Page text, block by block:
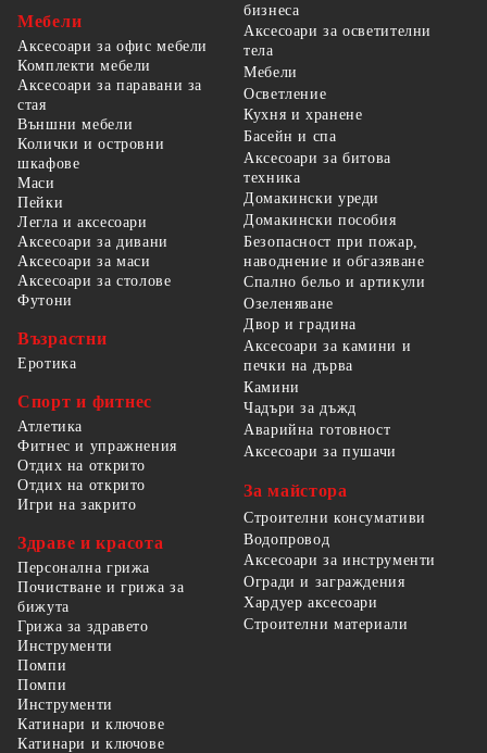
Мебели
Аксесоари за офис мебели
Комплекти мебели
Аксесоари за паравани за
стая
Външни мебели
Колички и островни
шкафове
Маси
Пейки
Легла и аксесоари
Аксесоари за дивани
Аксесоари за маси
Аксесоари за столове
Футони
Възрастни
Еротика
Спорт и фитнес
Атлетика
Фитнес и упражнения
Отдих на открито
Отдих на открито
Игри на закрито
Здраве и красота
Персонална грижа
Почистване и грижа за
бижута
Грижа за здравето
бизнеса
Аксесоари за осветителни
тела
Мебели
Осветление
Кухня и хранене
Басейн и спа
Аксесоари за битова
техника
Домакински уреди
Домакински пособия
Безопасност при пожар,
наводнение и обгазяване
Спално бельо и артикули
Озеленяване
Двор и градина
Аксесоари за камини и
печки на дърва
Камини
Чадъри за дъжд
Аварийна готовност
Аксесоари за пушачи
За майстора
Строителни консумативи
Водопровод
Аксесоари за инструменти
Огради и заграждения
Хардуер аксесоари
Строителни материали
Инструменти
Помпи
Помпи
Инструменти
Катинари и ключове
Катинари и ключове